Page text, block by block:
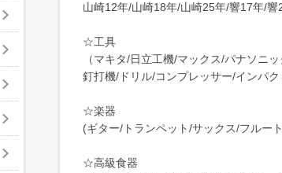
山崎12年/山崎18年/山崎25年/響17年/
☆工具
（マキタ/日立工機/マックス/パナソニ
釘打機/ドリル/コンプレッサー/インパ
☆楽器
(ギター/トランペット/サックス/フルー
☆高級食器